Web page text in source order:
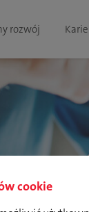
cookie
rozwój